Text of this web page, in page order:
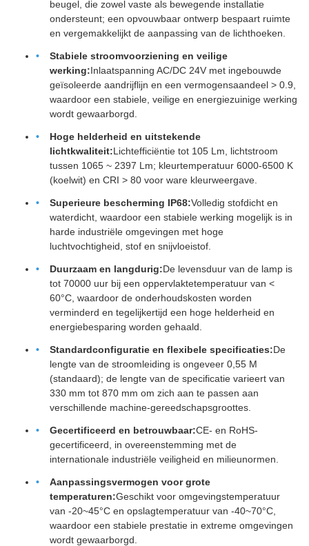
beugel, die zowel vaste als bewegende installatie
ondersteunt; een opvouwbaar ontwerp bespaart ruimte
en vergemakkelijkt de aanpassing van de lichthoeken.
Stabiele stroomvoorziening en veilige
werking:Inlaatspanning AC/DC 24V met ingebouwde
geïsoleerde aandrijflijn en een vermogensaandeel > 0.9,
waardoor een stabiele, veilige en energiezuinige werking
wordt gewaarborgd.
Hoge helderheid en uitstekende
lichtkwaliteit:Lichtefficiëntie tot 105 Lm, lichtstroom
tussen 1065 ~ 2397 Lm; kleurtemperatuur 6000-6500 K
(koelwit) en CRI > 80 voor ware kleurweergave.
Superieure bescherming IP68:Volledig stofdicht en
waterdicht, waardoor een stabiele werking mogelijk is in
harde industriële omgevingen met hoge
luchtvochtigheid, stof en snijvloeistof.
Duurzaam en langdurig:De levensduur van de lamp is
tot 70000 uur bij een oppervlaktetemperatuur van <
60°C, waardoor de onderhoudskosten worden
verminderd en tegelijkertijd een hoge helderheid en
energiebesparing worden gehaald.
Standardconfiguratie en flexibele specificaties:De
lengte van de stroomleiding is ongeveer 0,55 M
(standaard); de lengte van de specificatie varieert van
330 mm tot 870 mm om zich aan te passen aan
verschillende machine-gereedschapsgroottes.
Gecertificeerd en betrouwbaar:CE- en RoHS-
gecertificeerd, in overeenstemming met de
internationale industriële veiligheid en milieunormen.
Aanpassingsvermogen voor grote
temperaturen:Geschikt voor omgevingstemperatuur
van -20~45°C en opslagtemperatuur van -40~70°C,
waardoor een stabiele prestatie in extreme omgevingen
wordt gewaarborgd.